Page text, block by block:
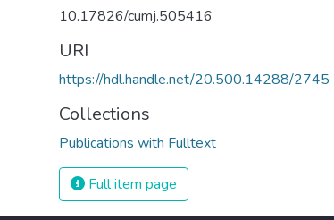
10.17826/cumj.505416
URI
https://hdl.handle.net/20.500.14288/2745
Collections
Publications with Fulltext
Full item page